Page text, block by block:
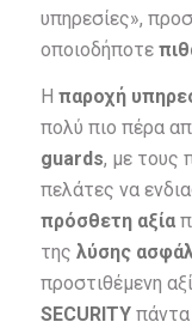
υπηρεσίες»,
οποιοδήποτε
Η παροχή
πολύ πιο πέρα
guards, με τους
πελάτες να
πρόσθετη αξία
της λύσης
προστιθέμενη
SECURITYπάντα